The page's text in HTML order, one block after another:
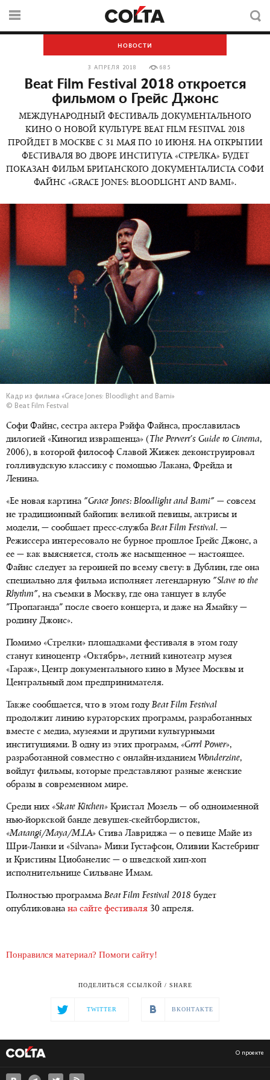
НОВОСТИ
3 АПРЕЛЯ 2018 685
Beat Film Festival 2018 откроется
фильмом о Грейс Джонс
МЕЖДУНАРОДНЫЙ ФЕСТИВАЛЬ ДОКУМЕНТАЛЬНОГО
КИНО О НОВОЙ КУЛЬТУРЕ BEAT FILM FESTIVAL 2018
ПРОЙДЕТ В МОСКВЕ С 31 МАЯ ПО 10 ИЮНЯ. НА ОТКРЫТИИ
ФЕСТИВАЛЯ ВО ДВОРЕ ИНСТИТУТА «СТРЕЛКА» БУДЕТ
ПОКАЗАН ФИЛЬМ БРИТАНСКОГО ДОКУМЕНТАЛИСТА СОФИ
ФАЙНС «GRACE JONES: BLOODLIGHT AND BAMI».
Кадр из фильма «Grace Jones: Bloodlight and Bami»
© Beat Film Festval
Софи Файнс, сестра актера Рэйфа Файнса, прославилась
дилогией «Киногид извращенца» ( The Pervert's Guide to Cinema,
2006), в которой философ Славой Жижек деконструировал
голливудскую классику с помощью Лакана, Фрейда и
Ленина.
«Ее новая картина "Grace Jones: Bloodlight and Bami" — совсем
не традиционный байопик великой певицы, актрисы и
модели, — сообщает пресс-службаBeat Film Festival. —
Режиссера интересовало не бурное прошлое Грейс Джонс, а
ее — как выясняется, столь же насыщенное — настоящее.
Файнс следует за героиней по всему свету: в Дублин, где она
специально для фильма исполняет легендарную "Slave to the
Rhythm", на съемки в Москву, где она танцует в клубе
"Пропаганда" после своего концерта, и даже на Ямайку —
родину Джонс».
Помимо «Стрелки» площадками фестиваля в этом году
станут киноцентр «Октябрь», летний кинотеатр музея
«Гараж», Центр документального кино в Музее Москвы и
Центральный дом предпринимателя.
Также сообщается, что в этом годуBeat Film Festival
продолжит линию кураторских программ, разработанных
вместе с медиа, музеями и другими культурными
институциями. В одну из этих программ, «Grrrl Power»,
разработанной совместно с онлайн-изданием Wonderzine,
войдут фильмы, которые представляют разные женские
образы в современном мире.
Среди них «Skate Kitchen» Кристал Мозель — об одноименной
нью-йоркской банде девушек-скейтбордисток,
«Matangi/Maya/M.I.A» Стива Лавриджа — о певице Майе из
Шри-Ланки и «Silvana» Мики Густафсон, Оливии Кастебринг
и Кристины Циобанелис — о шведской хип-хоп
исполнительнице Сильване Имам.
Полностью программаBeat Film Festival 2018 будет
опубликована на сайте фестиваля 30 апреля.
Понравился материал? Помоги сайту!
ПОДЕЛИТЬСЯ ССЫЛКОЙ / SHARE
TWITTER ВКОНТАКТЕ
О проекте